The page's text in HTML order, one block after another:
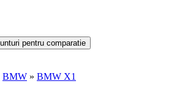
BMW » BMW X1